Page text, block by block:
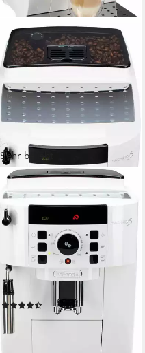
Sehr beliebt
Kaffeevollautomat Magnifica S
ECAM21.118.W -
Milchaufschäumdüse für
Cappuccino, Weiß
250 g Bohnenkapazität
15 bar
Pumpendruck
Drehregler, Direktwahltasten
(453)
299,00 € UVP740,00 €
14,85 €